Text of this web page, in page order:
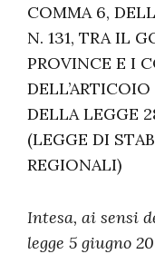
COMMA 6,
N. 131, TRA IL
PROVINCE E I
DELLA LEGGE
(LEGGE DI
REGIONALI)
Intesa, ai sensi
legge 5 giugno